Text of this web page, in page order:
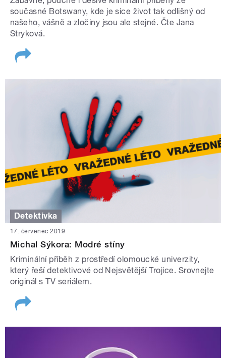
současné Botswany, kde je sice život tak odlišný od
našeho, vášně a zločiny jsou ale stejné. Čte Jana
Stryková.
Detektivka
17. červenec 2019
Michal Sýkora: Modré stíny
Kriminální příběh z prostředí olomoucké univerzity,
který řeší detektivové od Nejsvětější Trojice. Srovnejte
originál s TV seriálem.